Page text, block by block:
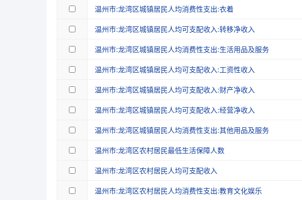
温州市:龙湾区城镇居民人均消费性支出:衣着
温州市:龙湾区城镇居民人均可支配收入:转移净收入
温州市:龙湾区城镇居民人均消费性支出:生活用品及服务
温州市:龙湾区城镇居民人均可支配收入:工资性收入
温州市:龙湾区城镇居民人均可支配收入:财产净收入
温州市:龙湾区城镇居民人均可支配收入:经营净收入
温州市:龙湾区城镇居民人均消费性支出:其他用品及服务
温州市:龙湾区农村居民最低生活保障人数
温州市:龙湾区农村居民人均可支配收入
温州市:龙湾区农村居民人均消费性支出:教育文化娱乐